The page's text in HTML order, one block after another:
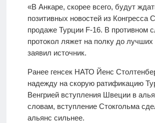
«В Анкаре, скорее всего, будут
позитивных новостей из Конгресса
продаже Турции F-16. В противном
протокол ляжет на полку до
заявил источник.
Ранее генсек НАТО Йенс
надежду на скорую ратификацию
Венгрией вступления Швеции в
словам, вступление Стокгольма
альянс сильнее.